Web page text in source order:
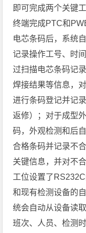
即可完成两个关键
终端完成PTC和
电芯条码后，系统
记录操作工号、时
过扫描电芯条码记
焊接结果等信息，
进行条码登记并记
返修）；对于成型
码，外观检测和后
合格条码并记录不
关键信息，并对不
工位设置了
和现有检测设备的
统会自动从设备读
班次、人员、检测